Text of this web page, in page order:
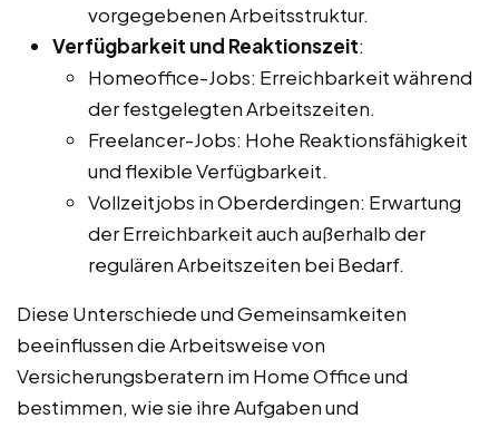
vorgegebenen Arbeitsstruktur.
Verfügbarkeit und Reaktionszeit:
Homeoffice-Jobs: Erreichbarkeit während
der festgelegten Arbeitszeiten.
Freelancer-Jobs: Hohe Reaktionsfähigkeit
und flexible Verfügbarkeit.
Vollzeitjobs in Oberderdingen: Erwartung
der Erreichbarkeit auch außerhalb der
regulären Arbeitszeiten bei Bedarf.
Diese Unterschiede und Gemeinsamkeiten
beeinflussen die Arbeitsweise von
Versicherungsberatern im Home Office und
bestimmen, wie sie ihre Aufgaben und